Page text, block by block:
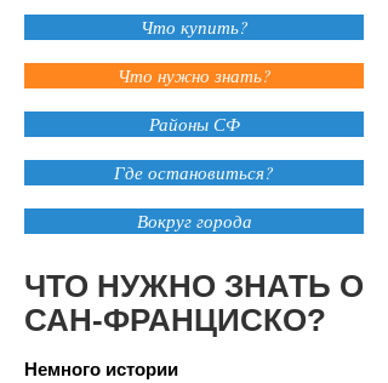
Что купить?
Что нужно знать?
Районы СФ
Где остановиться?
Вокруг города
ЧТО НУЖНО ЗНАТЬ О
САН-ФРАНЦИСКО?
Немного истории